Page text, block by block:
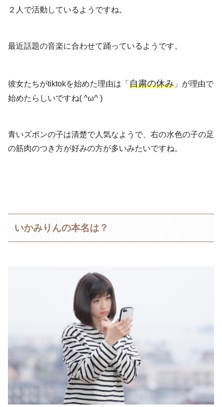
２人で活動しているようですね。
最近話題の音楽に合わせて踊っているようです。
彼女たちがtiktokを始めた理由は「 自粛の休み 」が理由で
始めたらしいですね( ^ω^ )
青いズボンの子は清楚で人気なようで、右の水色の子の足
の筋肉のつき方が好みの方が多いみたいですね。
いかみりんの本名は？